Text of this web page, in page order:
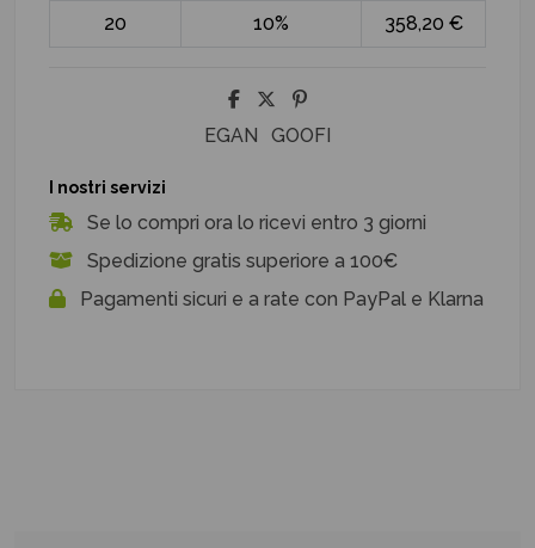
20 10% 358,20 €
EGAN GOOFI
I nostri servizi
Se lo compri ora lo ricevi entro 3 giorni
Spedizione gratis superiore a 100€
Pagamenti sicuri e a rate con PayPal e Klarna